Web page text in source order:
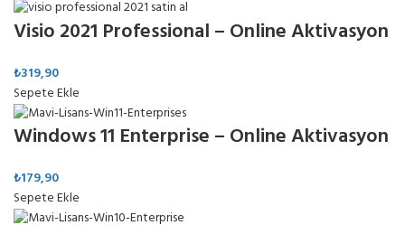
Visio 2021 Professional – Online Aktivasyon
₺319,90
Sepete Ekle
Windows 11 Enterprise – Online Aktivasyon
₺179,90
Sepete Ekle